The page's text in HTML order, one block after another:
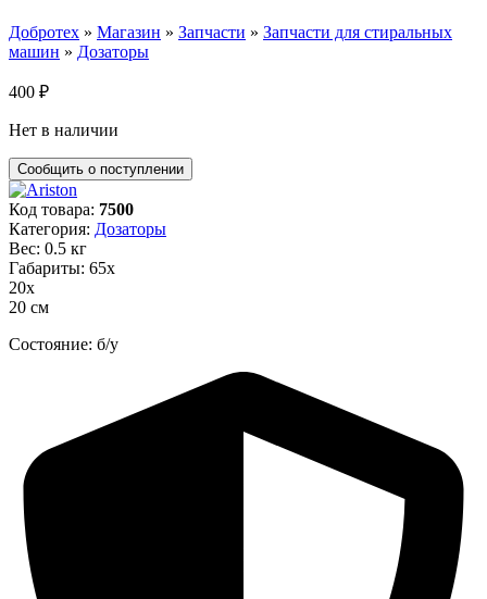
Добротех » Магазин » Запчасти » Запчасти для стиральных
машин » Дозаторы
400 ₽
Нет в наличии
Код товара: 7500
Категория: Дозаторы
Вес: 0.5 кг
Габариты: 65х
20х
20 см
Состояние: б/у